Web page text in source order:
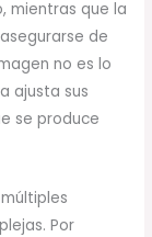
mientras que la
de
no es lo
ajusta sus
se produce
Por